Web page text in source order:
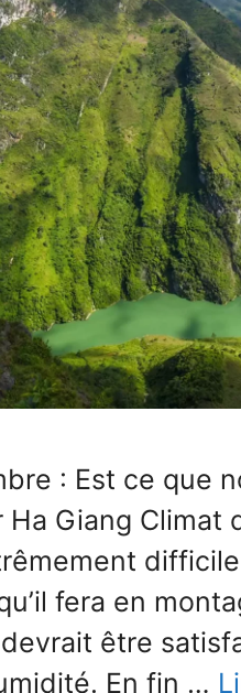
: Est ce que
Giang Climat
fera en
être
En fin …